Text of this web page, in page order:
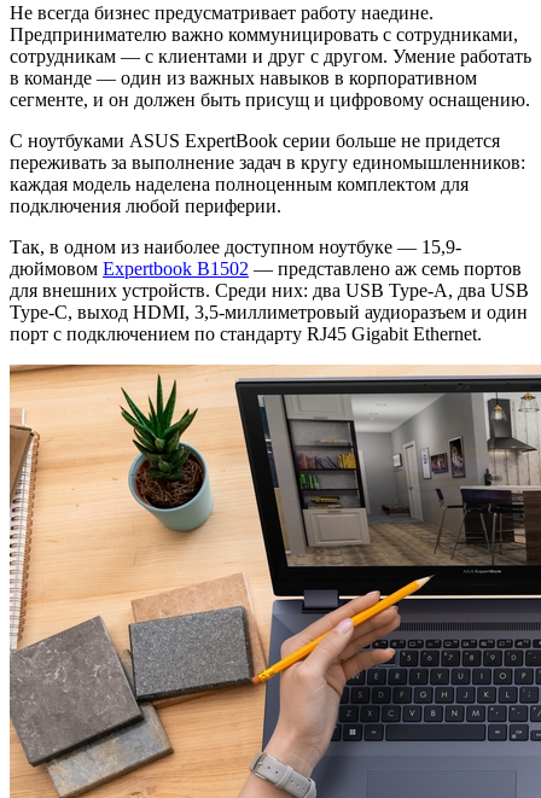
Не всегда бизнес предусматривает работу наедине.
Предпринимателю важно коммуницировать с сотрудниками,
сотрудникам — с клиентами и друг с другом. Умение работать
в команде — один из важных навыков в корпоративном
сегменте, и он должен быть присущ и цифровому оснащению.
С ноутбуками ASUS ExpertBook серии больше не придется
переживать за выполнение задач в кругу единомышленников:
каждая модель наделена полноценным комплектом для
подключения любой периферии.
Так, в одном из наиболее доступном ноутбуке — 15,9-
дюймовом Expertbook B1502 — представлено аж семь портов
для внешних устройств. Среди них: два USB Type-A, два USB
Type-C, выход HDMI, 3,5-миллиметровый аудиоразъем и один
порт с подключением по стандарту RJ45 Gigabit Ethernet.